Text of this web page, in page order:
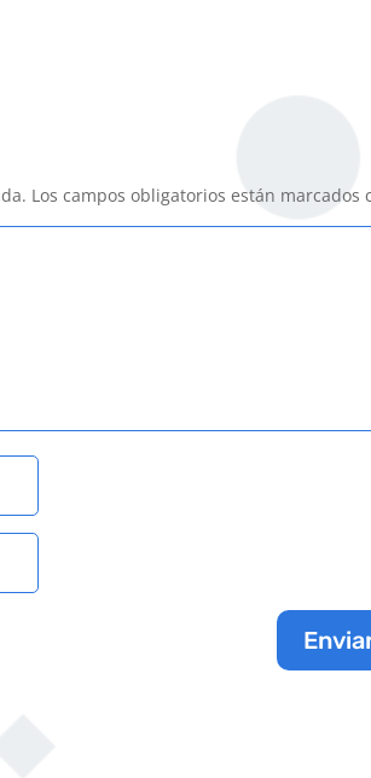
Los campos obligatorios están marcados